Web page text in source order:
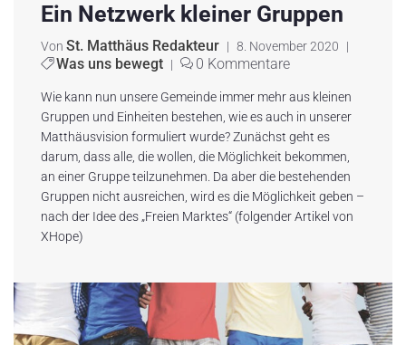
Ein Netzwerk kleiner Gruppen
Von St. Matthäus Redakteur | 8. November 2020 |
Was uns bewegt | 0 Kommentare
Wie kann nun unsere Gemeinde immer mehr aus kleinen
Gruppen und Einheiten bestehen, wie es auch in unserer
Matthäusvision formuliert wurde? Zunächst geht es
darum, dass alle, die wollen, die Möglichkeit bekommen,
an einer Gruppe teilzunehmen. Da aber die bestehenden
Gruppen nicht ausreichen, wird es die Möglichkeit geben –
nach der Idee des „Freien Marktes“ (folgender Artikel von
XHope)